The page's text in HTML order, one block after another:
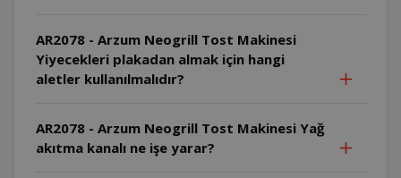
AR2078 - Arzum Neogrill Tost Makinesi
Yiyecekleri plakadan almak için hangi
aletler kullanılmalıdır?
AR2078 - Arzum Neogrill Tost Makinesi Yağ
akıtma kanalı ne işe yarar?